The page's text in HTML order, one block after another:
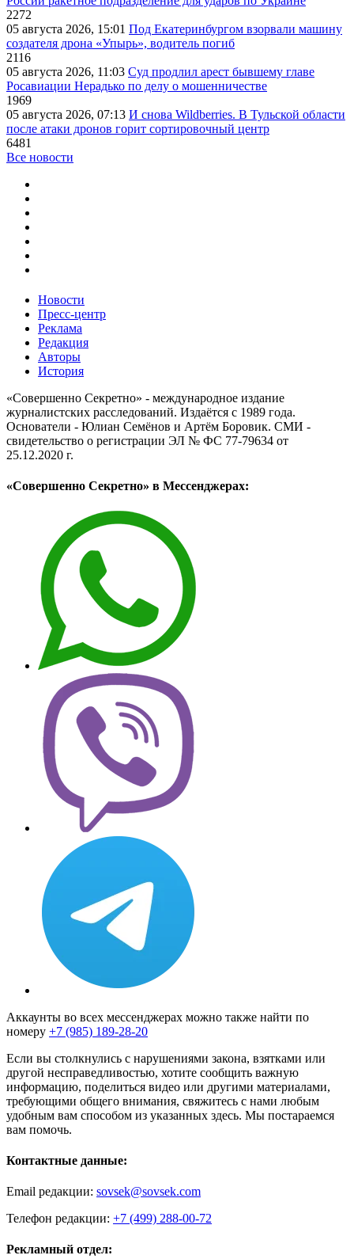
2272
05 августа 2026, 15:01 Под Екатеринбургом взорвали машину
создателя дрона «Упырь», водитель погиб
2116
05 августа 2026, 11:03 Суд продлил арест бывшему главе
Росавиации Нерадько по делу о мошенничестве
1969
05 августа 2026, 07:13 И снова Wildberries. В Тульской области
после атаки дронов горит сортировочный центр
6481
Все новости
Новости
Пресс-центр
Реклама
Редакция
Авторы
История
«Совершенно Секретно» - международное издание
журналистских расследований. Издаётся с 1989 года.
Основатели - Юлиан Семёнов и Артём Боровик. CМИ -
свидетельство о регистрации ЭЛ № ФС 77-79634 от
25.12.2020 г.
«Совершенно Секретно» в Мессенджерах:
Аккаунты во всех мессенджерах можно также найти по
номеру +7 (985) 189-28-20
Если вы столкнулись с нарушениями закона, взятками или
другой несправедливостью, хотите сообщить важную
информацию, поделиться видео или другими материалами,
требующими общего внимания, свяжитесь с нами любым
удобным вам способом из указанных здесь. Мы постараемся
вам помочь.
Контактные данные:
Email редакции: sovsek@sovsek.com
Телефон редакции: +7 (499) 288-00-72
Рекламный отдел: